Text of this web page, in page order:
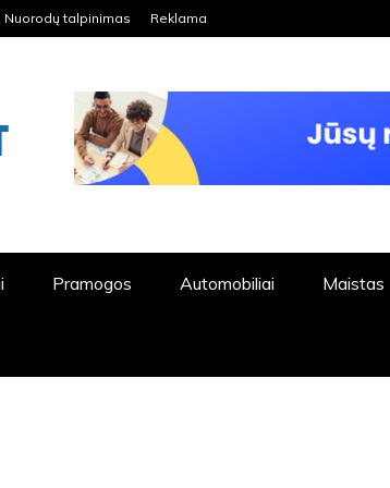
Nuorodų talpinimas Reklama
Pramogos Automobiliai Maistas